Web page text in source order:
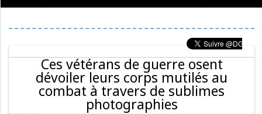
Ces vétérans de guerre osent
dévoiler leurs corps mutilés au
combat à travers de sublimes
photographies